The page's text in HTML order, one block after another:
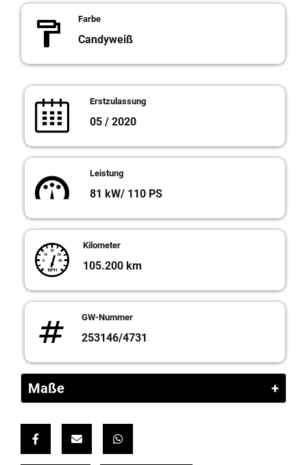
Farbe
Candyweiß
Erstzulassung
05 / 2020
Leistung
81 kW/ 110 PS
Kilometer
105.200 km
GW-Nummer
253146/4731
Maße
Link ohne TextLink ohne TextLink ohne Text